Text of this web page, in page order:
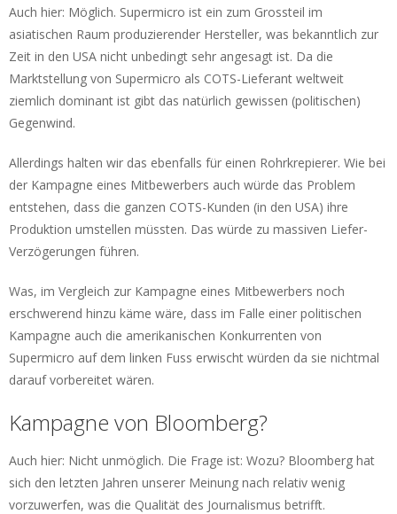
Auch hier: Möglich. Supermicro ist ein zum Grossteil im
asiatischen Raum produzierender Hersteller, was bekanntlich zur
Zeit in den USA nicht unbedingt sehr angesagt ist. Da die
Marktstellung von Supermicro als COTS-Lieferant weltweit
ziemlich dominant ist gibt das natürlich gewissen (politischen)
Gegenwind.
Allerdings halten wir das ebenfalls für einen Rohrkrepierer. Wie bei
der Kampagne eines Mitbewerbers auch würde das Problem
entstehen, dass die ganzen COTS-Kunden (in den USA) ihre
Produktion umstellen müssten. Das würde zu massiven Liefer-
Verzögerungen führen.
Was, im Vergleich zur Kampagne eines Mitbewerbers noch
erschwerend hinzu käme wäre, dass im Falle einer politischen
Kampagne auch die amerikanischen Konkurrenten von
Supermicro auf dem linken Fuss erwischt würden da sie nichtmal
darauf vorbereitet wären.
Kampagne von Bloomberg?
Auch hier: Nicht unmöglich. Die Frage ist: Wozu? Bloomberg hat
sich den letzten Jahren unserer Meinung nach relativ wenig
vorzuwerfen, was die Qualität des Journalismus betrifft.